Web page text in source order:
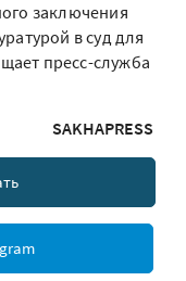
заключения
в суд для
пресс-служба
SAKHAPRESS